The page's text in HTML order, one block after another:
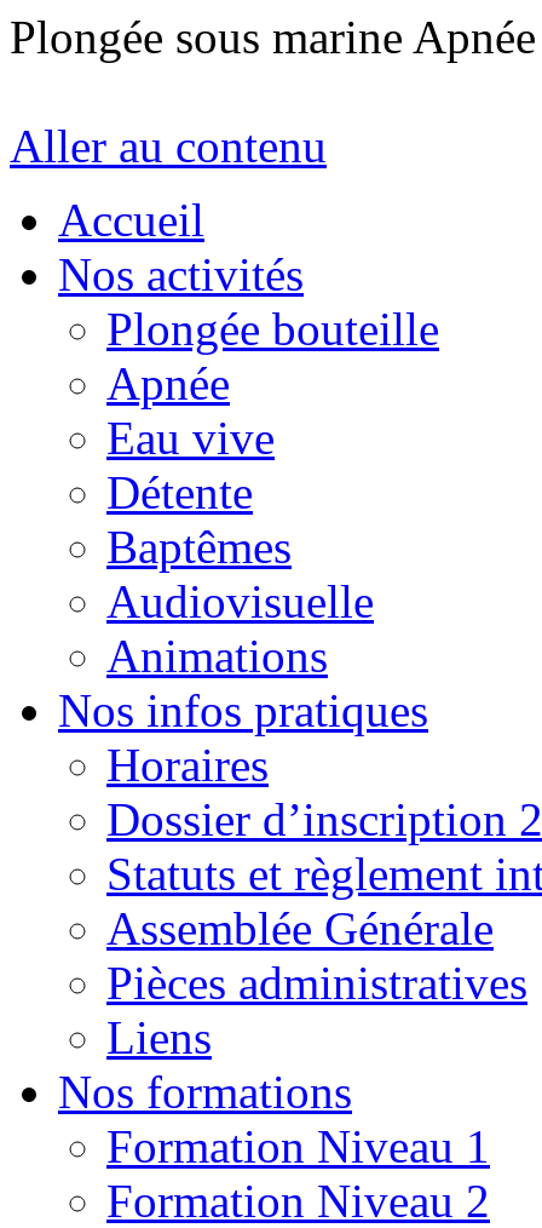
Plongée sous marine
Aller au contenu
Accueil
Nos activités
Plongée bouteille
Apnée
Eau vive
Détente
Baptêmes
Audiovisuelle
Animations
Nos infos pratiques
Horaires
Dossier d’inscription
Statuts et règlement
Assemblée Générale
Pièces administratives
Liens
Nos formations
Formation Niveau 1
Formation Niveau 2